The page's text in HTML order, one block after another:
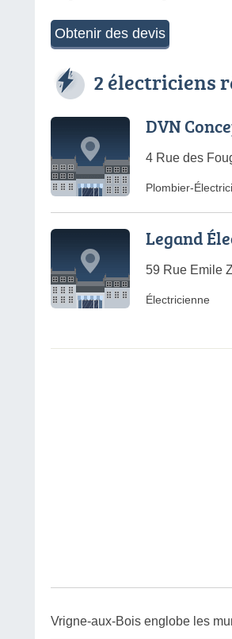
Obtenir des devis
2 électriciens
DVN
4 Rue des
Plombier-
Legand
59 Rue Emile
Électricienne
Vrigne-aux-Bois englobe les